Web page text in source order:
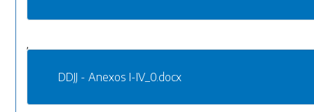
,
DDJJ - Anexos I-IV_0.docx